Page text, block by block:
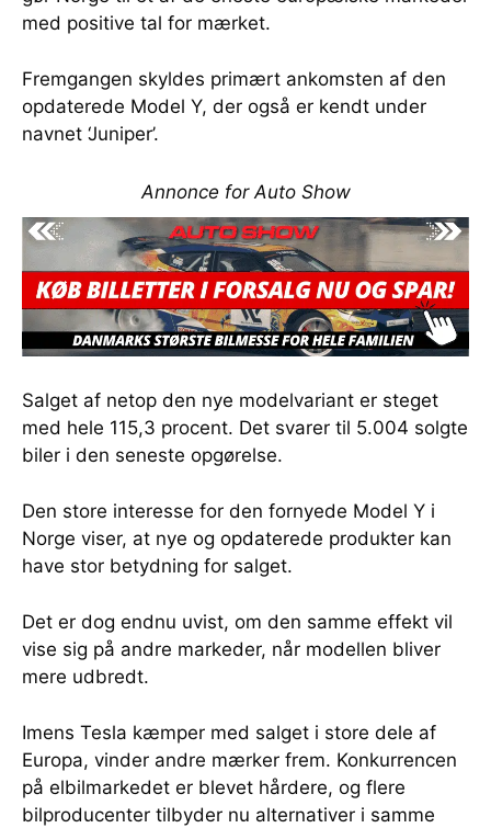
med positive tal for mærket.
Fremgangen skyldes primært ankomsten af den
opdaterede Model Y, der også er kendt under
navnet ‘Juniper’.
Annonce for Auto Show
Salget af netop den nye modelvariant er steget
med hele 115,3 procent. Det svarer til 5.004 solgte
biler i den seneste opgørelse.
Den store interesse for den fornyede Model Y i
Norge viser, at nye og opdaterede produkter kan
have stor betydning for salget.
Det er dog endnu uvist, om den samme effekt vil
vise sig på andre markeder, når modellen bliver
mere udbredt.
Imens Tesla kæmper med salget i store dele af
Europa, vinder andre mærker frem. Konkurrencen
på elbilmarkedet er blevet hårdere, og flere
bilproducenter tilbyder nu alternativer i samme